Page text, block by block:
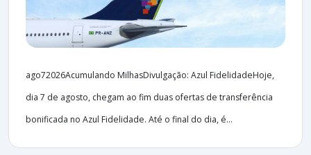
ago72026Acumulando MilhasDivulgação: Azul FidelidadeHoje,
dia 7 de agosto, chegam ao fim duas ofertas de transferência
bonificada no Azul Fidelidade. Até o final do dia, é...